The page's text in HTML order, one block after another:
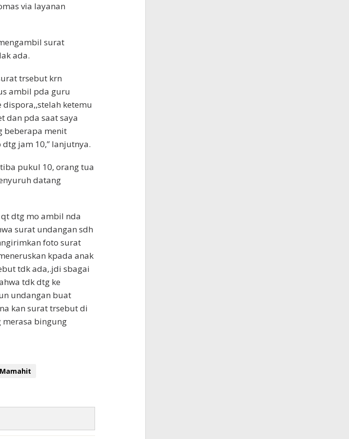
via layanan
surat
ada.
trsebut krn
ambil pda guru
ketemu
dan pda saat saya
beberapa menit
jam 10,” lanjutnya.
pukul 10, orang tua
datang
dtg mo ambil nda
surat undangan sdh
foto surat
kpada anak
tdk ada,.jdi sbagai
tdk dtg ke
undangan buat
kan surat trsebut di
merasa bingung